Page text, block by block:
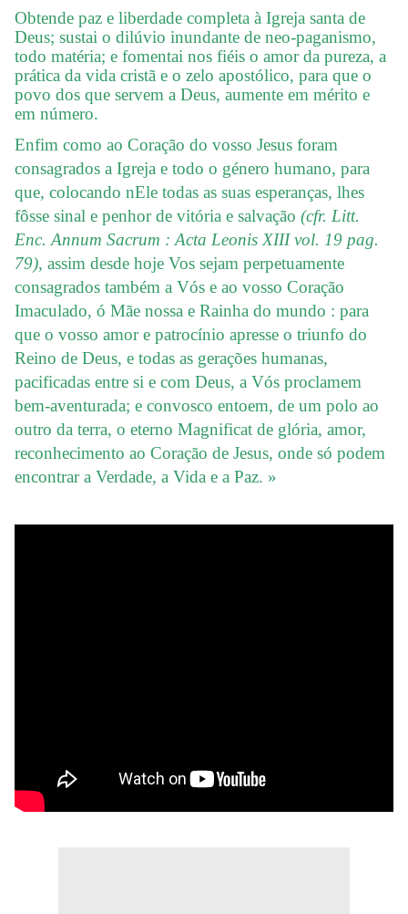
Obtende paz e liberdade completa à Igreja santa de
Deus; sustai o dilúvio inundante de neo-paganismo,
todo matéria; e fomentai nos fiéis o amor da pureza, a
prática da vida cristã e o zelo apostólico, para que o
povo dos que servem a Deus, aumente em mérito e
em número.
Enfim como ao Coração do vosso Jesus foram
consagrados a Igreja e todo o género humano, para
que, colocando nEle todas as suas esperanças, lhes
fôsse sinal e penhor de vitória e salvação (cfr. Litt.
Enc. Annum Sacrum : Acta Leonis XIII vol. 19 pag.
79), assim desde hoje Vos sejam perpetuamente
consagrados também a Vós e ao vosso Coração
Imaculado, ó Mãe nossa e Rainha do mundo : para
que o vosso amor e patrocínio apresse o triunfo do
Reino de Deus, e todas as gerações humanas,
pacificadas entre si e com Deus, a Vós proclamem
bem-aventurada; e convosco entoem, de um polo ao
outro da terra, o eterno Magnificat de glória, amor,
reconhecimento ao Coração de Jesus, onde só podem
encontrar a Verdade, a Vida e a Paz. »